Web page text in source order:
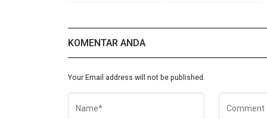
KOMENTAR ANDA
Your Email address will not be published.
Name* Comment